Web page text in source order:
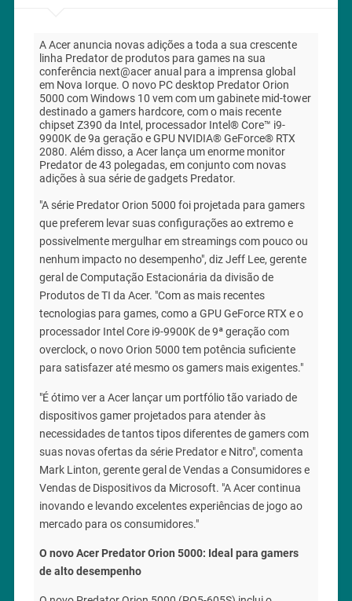
A Acer anuncia novas adições a toda a sua crescente
linha Predator de produtos para games na sua
conferência next@acer anual para a imprensa global
em Nova Iorque. O novo PC desktop Predator Orion
5000 com Windows 10 vem com um gabinete mid-tower
destinado a gamers hardcore, com o mais recente
chipset Z390 da Intel, processador Intel® Core™ i9-
9900K de 9a geração e GPU NVIDIA® GeForce® RTX
2080. Além disso, a Acer lança um enorme monitor
Predator de 43 polegadas, em conjunto com novas
adições à sua série de gadgets Predator.
"A série Predator Orion 5000 foi projetada para gamers
que preferem levar suas configurações ao extremo e
possivelmente mergulhar em streamings com pouco ou
nenhum impacto no desempenho", diz Jeff Lee, gerente
geral de Computação Estacionária da divisão de
Produtos de TI da Acer. "Com as mais recentes
tecnologias para games, como a GPU GeForce RTX e o
processador Intel Core i9-9900K de 9ª geração com
overclock, o novo Orion 5000 tem potência suficiente
para satisfazer até mesmo os gamers mais exigentes."
"É ótimo ver a Acer lançar um portfólio tão variado de
dispositivos gamer projetados para atender às
necessidades de tantos tipos diferentes de gamers com
suas novas ofertas da série Predator e Nitro", comenta
Mark Linton, gerente geral de Vendas a Consumidores e
Vendas de Dispositivos da Microsoft. "A Acer continua
inovando e levando excelentes experiências de jogo ao
mercado para os consumidores."
O novo Acer Predator Orion 5000: Ideal para gamers
de alto desempenho